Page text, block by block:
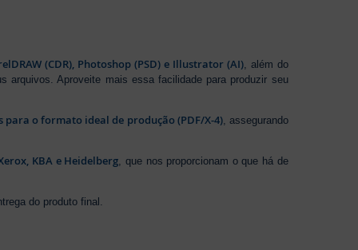
(CDR), Photoshop (PSD) e Illustrator (AI), além do
Aproveite mais essa facilidade para produzir seu
o formato ideal de produção (PDF/X-4), assegurando
KBA e Heidelberg , que nos proporcionam o que há de
do produto final.